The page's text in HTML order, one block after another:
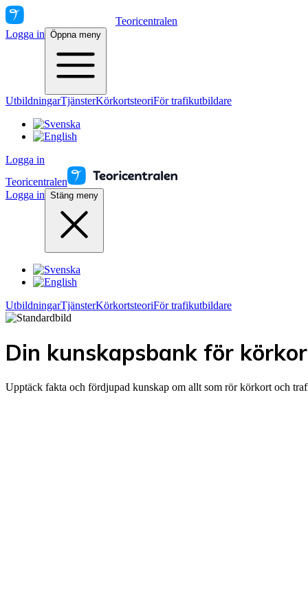
Teoricentralen
Logga in Öppna meny
UtbildningarTjänsterKörkortsteoriFör trafikutbildare
Logga in
Teoricentralen
Logga in Stäng meny
UtbildningarTjänsterKörkortsteoriFör trafikutbildare
Din kunskapsbank för
Upptäck fakta och fördjupad kunskap om allt som rör körkort och